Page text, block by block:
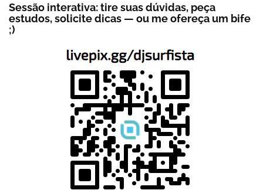
Sessão interativa: tire suas dúvidas, peça
estudos, solicite dicas — ou me ofereça um bife
;)